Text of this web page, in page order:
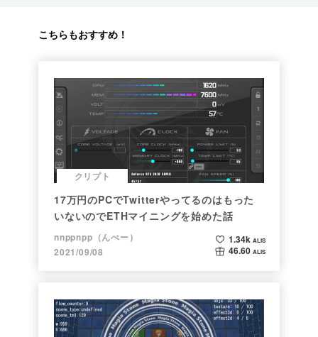
こちらもおすすめ！
クリプト
17万円のPCでTwitterやってるのはもった
いないのでETHマイニングを始めた話
nnppnpp（んぺー）
2021/09/08
1.34k ALIS
46.60 ALIS